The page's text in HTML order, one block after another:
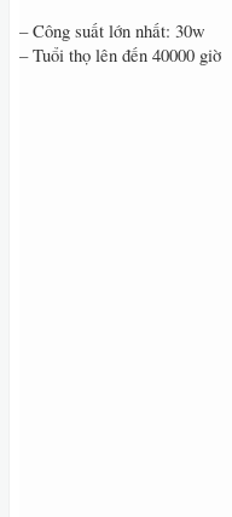
– Công suất lớn nhất: 30w
– Tuổi thọ lên đến 40000 giờ